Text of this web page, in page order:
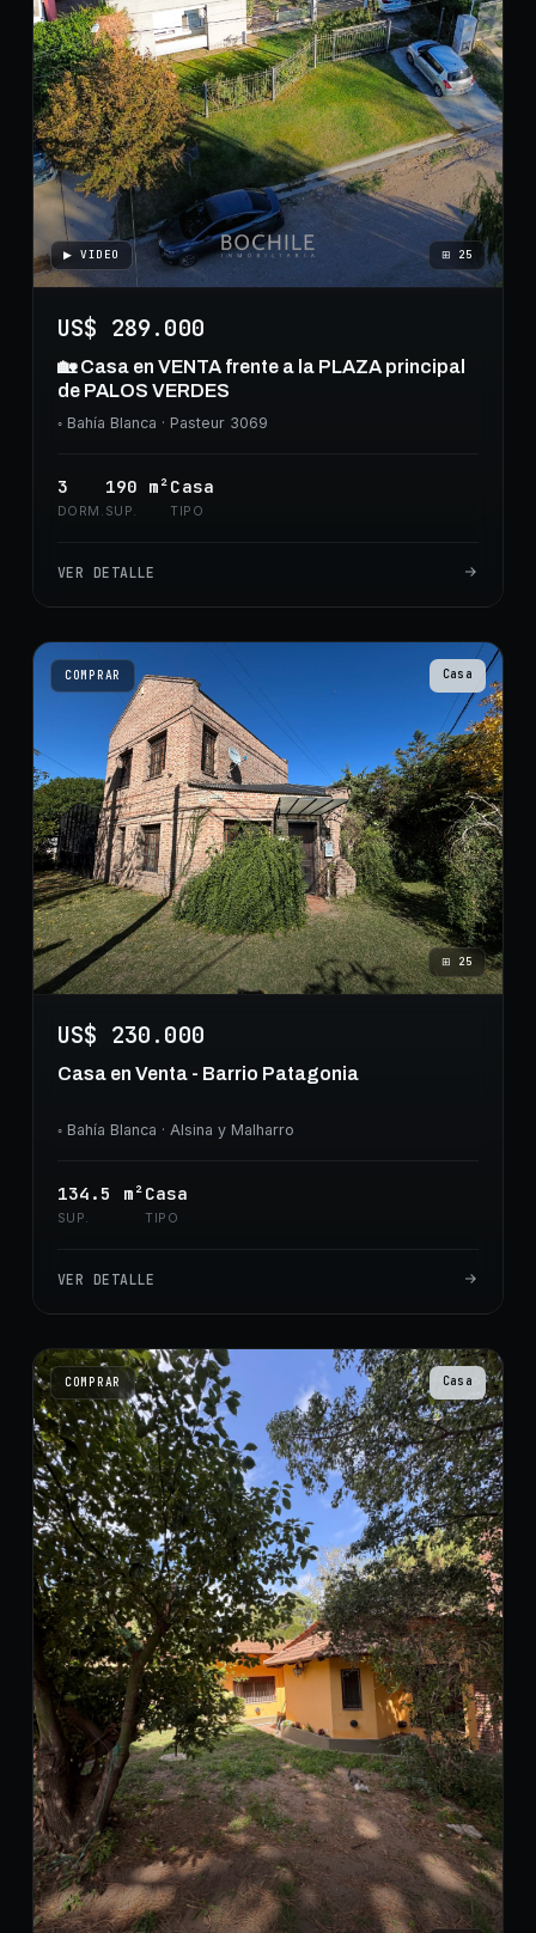
⊞ 25
▶ VIDEO
US$ 289.000
🏡 Casa en VENTA frente a la PLAZA principal
de PALOS VERDES
◦ Bahía Blanca · Pasteur 3069
3
DORM.
190 m²
SUP.
Casa
TIPO
VER DETALLE
COMPRAR Casa
⊞ 25
US$ 230.000
Casa en Venta - Barrio Patagonia
◦ Bahía Blanca · Alsina y Malharro
134.5 m²
SUP.
Casa
TIPO
VER DETALLE
COMPRAR Casa